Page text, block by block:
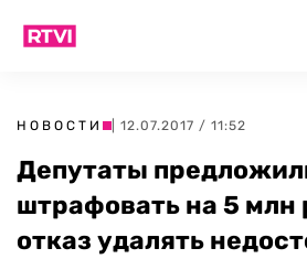
НОВОСТИ | 12.07.2017 / 11:52
Депутаты
штрафовать на 5 млн
отказ удалять